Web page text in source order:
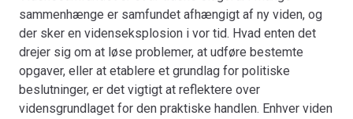
sammenhænge er samfundet afhængigt af ny viden, og
der sker en videnseksplosion i vor tid. Hvad enten det
drejer sig om at løse problemer, at udføre bestemte
opgaver, eller at etablere et grundlag for politiske
beslutninger, er det vigtigt at reflektere over
vidensgrundlaget for den praktiske handlen. Enhver viden